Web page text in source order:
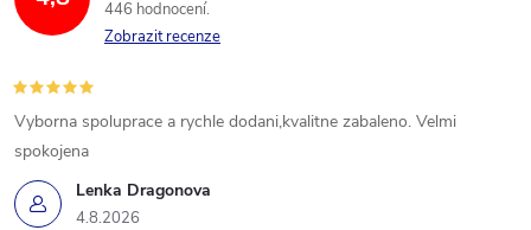
446 hodnocení
Zobrazit recenze
Lenka Dragonova
4.8.2026
Vyborna spoluprace a rychle dodani,kvalitne zabaleno. Velmi
spokojena